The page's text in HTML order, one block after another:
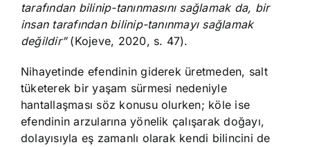
tarafından bilinip-tanınmasını sağlamak da, bir
insan tarafından bilinip-tanınmayı sağlamak
değildir”(Kojeve, 2020, s. 47).
Nihayetinde efendinin giderek üretmeden, salt
tüketerek bir yaşam sürmesi nedeniyle
hantallaşması söz konusu olurken; köle ise
efendinin arzularına yönelik çalışarak doğayı,
dolayısıyla eş zamanlı olarak kendi bilincini de